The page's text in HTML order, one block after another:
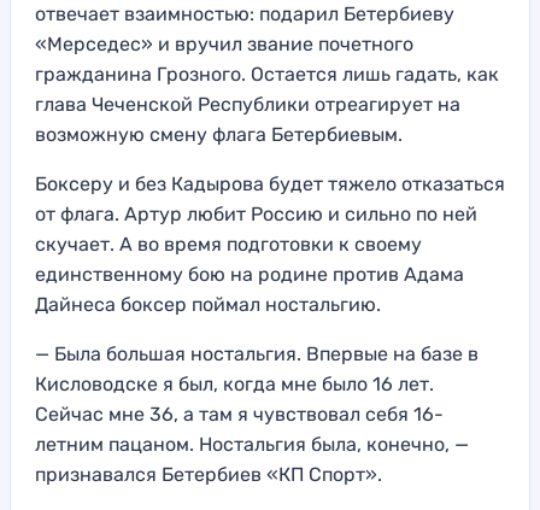
отвечает взаимностью: подарил Бетербиеву
«Мерседес» и вручил звание почетного
гражданина Грозного. Остается лишь гадать, как
глава Чеченской Республики отреагирует на
возможную смену флага Бетербиевым.
Боксеру и без Кадырова будет тяжело отказаться
от флага. Артур любит Россию и сильно по ней
скучает. А во время подготовки к своему
единственному бою на родине против Адама
Дайнеса боксер поймал ностальгию.
— Была большая ностальгия. Впервые на базе в
Кисловодске я был, когда мне было 16 лет.
Сейчас мне 36, а там я чувствовал себя 16-
летним пацаном. Ностальгия была, конечно, —
признавался Бетербиев «КП Спорт».